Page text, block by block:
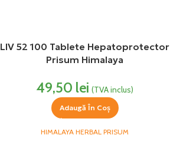
LIV 52 100 Tablete Hepatoprotector
Prisum Himalaya
49,50 lei (TVA inclus)
Adaugă În Coș
HIMALAYA HERBAL PRISUM